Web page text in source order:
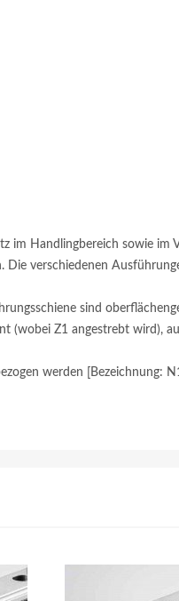
im Handlingbereich sowie
verschiedenen
sind
(wobei Z1 angestrebt wird),
werden [Bezeichnung: